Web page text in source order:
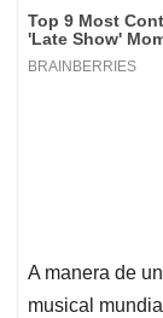
A manera de
musical